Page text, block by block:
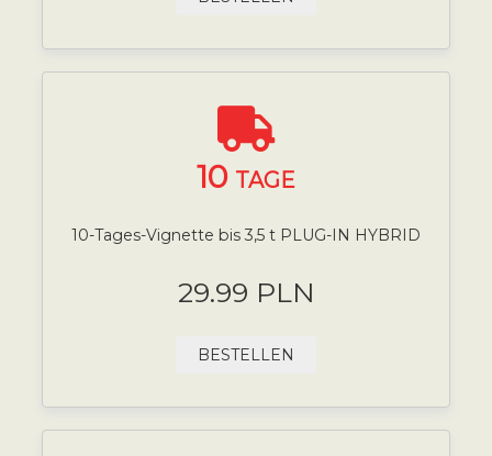
10 TAGE
10-Tages-Vignette bis 3,5 t PLUG-IN HYBRID
29.99 PLN
BESTELLEN